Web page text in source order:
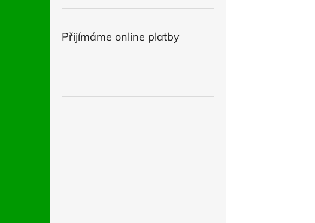
Přijímáme online platby